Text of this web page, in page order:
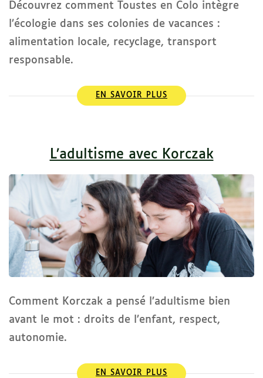
Découvrez comment Toustes en Colo intègre
l’écologie dans ses colonies de vacances :
alimentation locale, recyclage, transport
responsable.
EN SAVOIR PLUS
L’adultisme avec Korczak
Comment Korczak a pensé l’adultisme bien
avant le mot : droits de l’enfant, respect,
autonomie.
EN SAVOIR PLUS